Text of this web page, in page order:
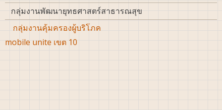
กลุ่มงานพัฒนายุทธศาสตร์สาธารณสุข
กลุ่มงานคุ้มครองผู้บริโภค
mobile unite เขต 10